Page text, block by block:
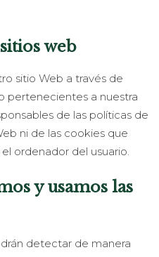
web
sitio Web a través de
pertenecientes a nuestra
de las políticas de
ni de las cookies que
ordenador del usuario.
y usamos las
detectar de manera